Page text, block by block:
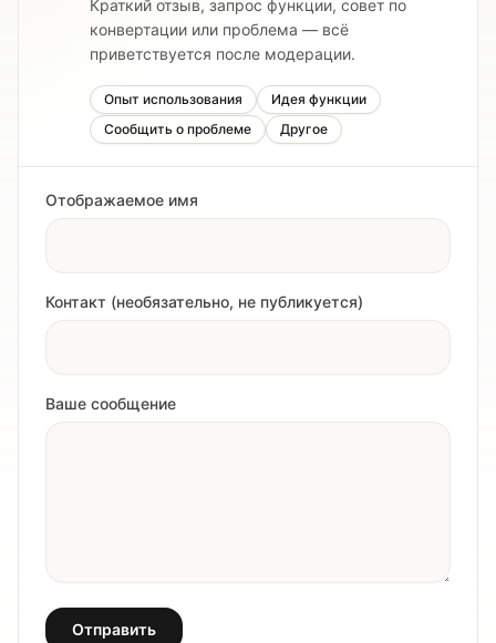
Краткий отзыв, запрос функции, совет по
конвертации или проблема — всё
приветствуется после модерации.
Опыт использования
Идея функции
Сообщить о проблеме
Другое
Отображаемое имя
Контакт (необязательно, не публикуется)
Ваше сообщение
Отправить